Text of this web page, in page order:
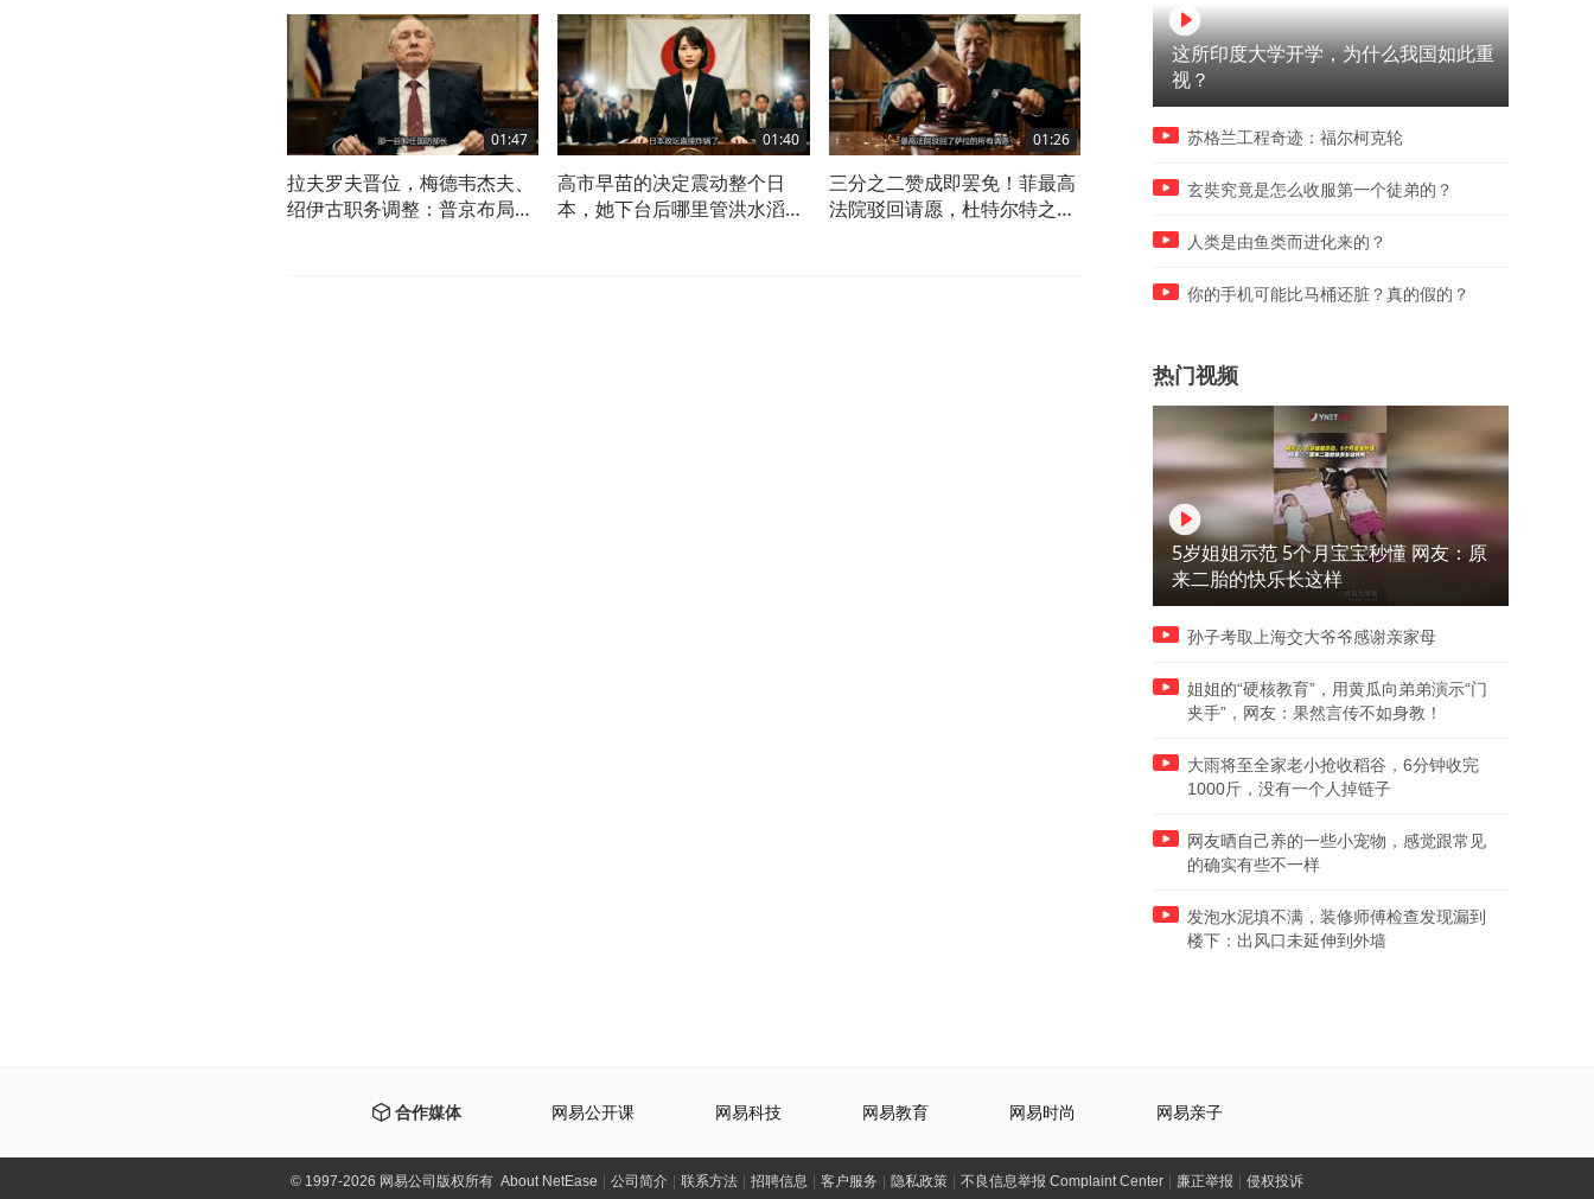
01:47
拉夫罗夫晋位，梅德韦杰夫、
绍伊古职务调整：普京布局的
01:40
高市早苗的决定震动整个日
本，她下台后哪里管洪水滔
01:26
三分之二赞成即罢免！菲最高
法院驳回请愿，杜特尔特之女
01:47
伊朗开出新条件：海峡收费
我国刚反制美国，美国第一
华？
这所印度大学开学，为什么我国如此重
视？
苏格兰工程奇迹：福尔柯克轮
玄奘究竟是怎么收服第一个徒弟的？
人类是由鱼类而进化来的？
你的手机可能比马桶还脏？真的假的？
热门视频
5岁姐姐示范 5个月宝宝秒懂 网友：原
来二胎的快乐长这样
孙子考取上海交大爷爷感谢亲家母
姐姐的“硬核教育”，用黄瓜向弟弟演示“门
夹手”，网友：果然言传不如身教！
大雨将至全家老小抢收稻谷，6分钟收完
1000斤，没有一个人掉链子
网友晒自己养的一些小宠物，感觉跟常见
的确实有些不一样
发泡水泥填不满，装修师傅检查发现漏到
楼下：出风口未延伸到外墙
合作媒体 网易公开课 网易科技 网易教育 网易时尚 网易亲子
©1997-2026 网易公司版权所有 About NetEase 公司简介 联系方法 招聘信息 客户服务 隐私政策 不良信息举报 Complaint Center 廉正举报 侵权投诉